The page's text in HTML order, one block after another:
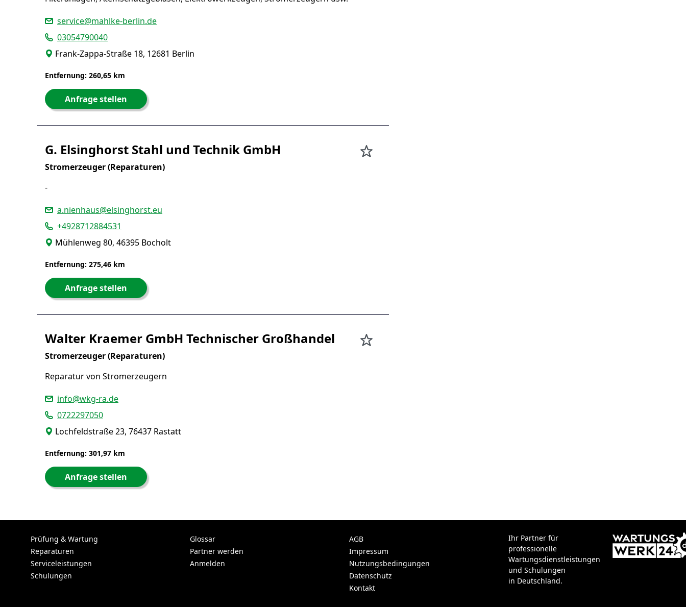
service@mahlke-berlin.de
03054790040
Frank-Zappa-Straße 18, 12681 Berlin
Entfernung: 260,65 km
Anfrage stellen
G. Elsinghorst Stahl und Technik GmbH
Stromerzeuger (Reparaturen)
-
a.nienhaus@elsinghorst.eu
+4928712884531
Mühlenweg 80, 46395 Bocholt
Entfernung: 275,46 km
Anfrage stellen
Walter Kraemer GmbH Technischer Großhandel
Stromerzeuger (Reparaturen)
Reparatur von Stromerzeugern
info@wkg-ra.de
0722297050
Lochfeldstraße 23, 76437 Rastatt
Entfernung: 301,97 km
Anfrage stellen
Prüfung & Wartung
Reparaturen
Serviceleistungen
Schulungen
Glossar
Partner werden
Anmelden
AGB
Impressum
Nutzungsbedingungen
Datenschutz
Kontakt
Ihr Partner für
professionelle
Wartungsdienstleistungen
und Schulungen
in Deutschland.